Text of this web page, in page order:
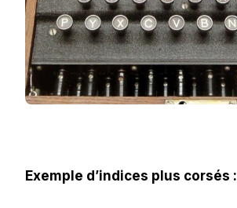
Exemple d’indices plus corsés :